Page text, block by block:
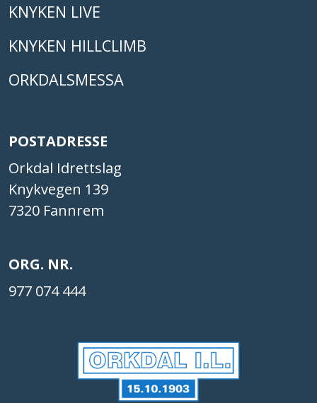
KNYKEN LIVE
KNYKEN HILLCLIMB
ORKDALSMESSA
POSTADRESSE
Orkdal Idrettslag
Knykvegen 139
7320 Fannrem
ORG. NR.
977 074 444